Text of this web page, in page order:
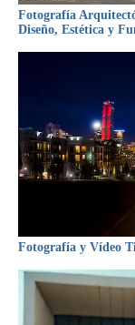
Fotografía
Diseño, Estética y
Fotografía y Vídeo